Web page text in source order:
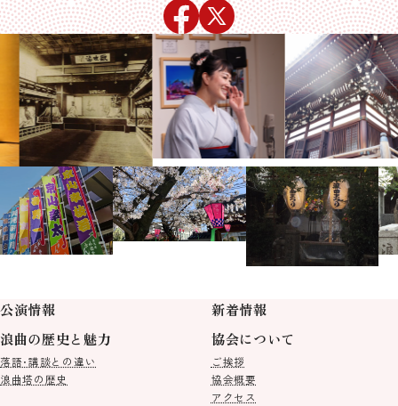
公演情報
新着情報
浪曲の歴史と魅力
落語･講談との違い
浪曲塔の歴史
協会について
ご挨拶
協会概要
アクセス